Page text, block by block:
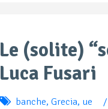
Le (solite)
Luca Fusari
banche, Grecia, ue /